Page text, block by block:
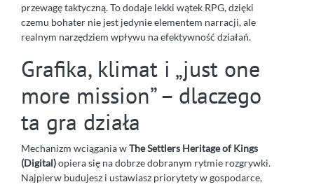
przewagę taktyczną. To dodaje lekki wątek RPG, dzięki
czemu bohater nie jest jedynie elementem narracji, ale
realnym narzędziem wpływu na efektywność działań.
Grafika, klimat i „just one
more mission” – dlaczego
ta gra działa
Mechanizm wciągania wThe Settlers Heritage of Kings
(Digital)opiera się na dobrze dobranym rytmie rozgrywki.
Najpierw budujesz i ustawiasz priorytety w gospodarce,